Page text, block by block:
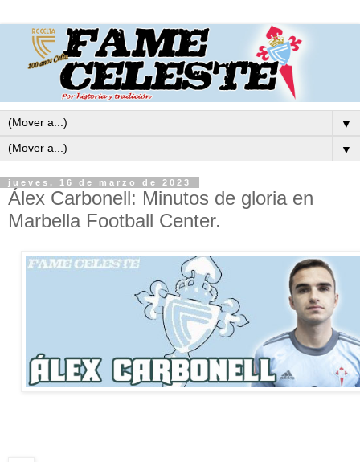
▼
▼
jueves, 16 de marzo de 2023
Álex Carbonell: Minutos de gloria en
Marbella Football Center.